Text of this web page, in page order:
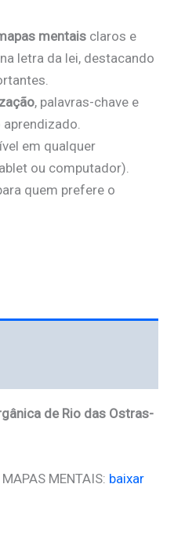
mentais claros e
letra da lei, destacando
, palavras-chave e
em qualquer
ou computador).
quem prefere o
de Rio das Ostras-
MENTAIS: baixar